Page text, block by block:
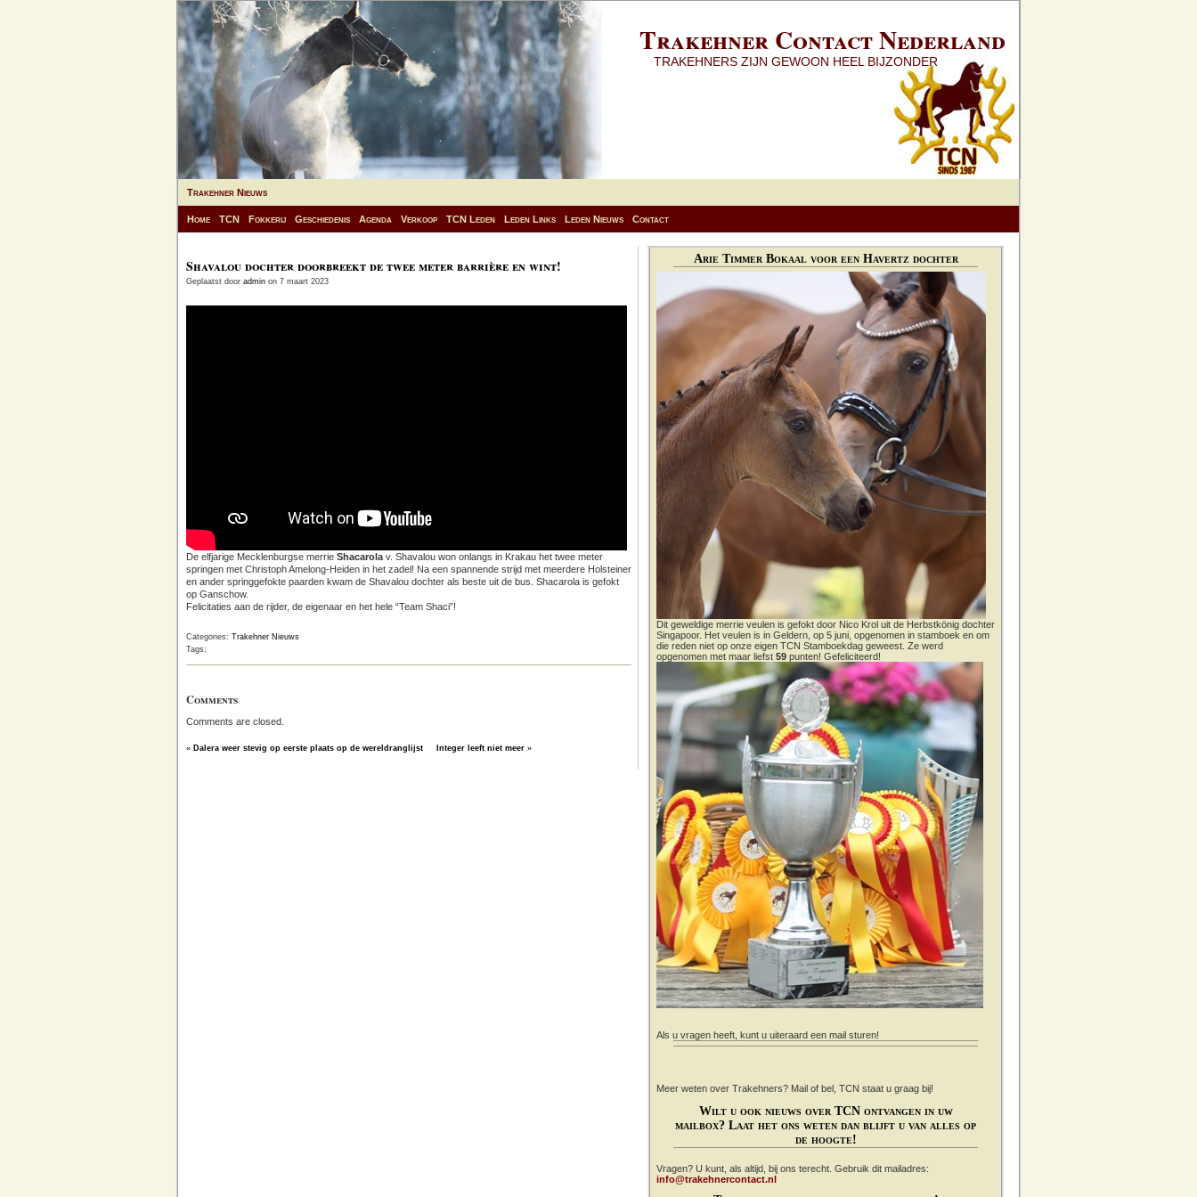
Trakehner Contact Nederland
TRAKEHNERS ZIJN GEWOON HEEL BIJZONDER
Trakehner Nieuws
Home TCN Fokkerij Geschiedenis Agenda Verkoop TCN Leden Leden Links Leden Nieuws Contact
Shavalou dochter doorbreekt de twee meter barrière en wint!
Geplaatst door admin on 7 maart 2023
De elfjarige Mecklenburgse merrie Shacarola v. Shavalou won onlangs in Krakau het twee meter
springen met Christoph Amelong-Heiden in het zadel! Na een spannende strijd met meerdere Holsteiner
en ander springgefokte paarden kwam de Shavalou dochter als beste uit de bus. Shacarola is gefokt
op Ganschow.
Felicitaties aan de rijder, de eigenaar en het hele “Team Shaci”!
Categories: Trakehner Nieuws
Tags:
Comments
Comments are closed.
« Dalera weer stevig op eerste plaats op de wereldranglijst Integer leeft niet meer »
Arie Timmer Bokaal voor een Havertz dochter
Dit geweldige merrie veulen is gefokt door Nico Krol uit de Herbstkönig dochter
Singapoor. Het veulen is in Geldern, op 5 juni, opgenomen in stamboek en om
die reden niet op onze eigen TCN Stamboekdag geweest. Ze werd
opgenomen met maar liefst 59 punten! Gefeliciteerd!
Als u vragen heeft, kunt u uiteraard een mail sturen!
Meer weten over Trakehners? Mail of bel, TCN staat u graag bij!
Wilt u ook nieuws over TCN ontvangen in uw
mailbox? Laat het ons weten dan blijft u van alles op
de hoogte!
Vragen? U kunt, als altijd, bij ons terecht. Gebruik dit mailadres:
info@trakehnercontact.nl